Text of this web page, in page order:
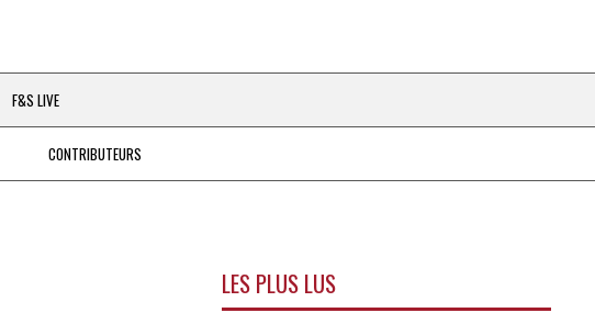
F&S LIVE
CONTRIBUTEURS
LES PLUS LUS